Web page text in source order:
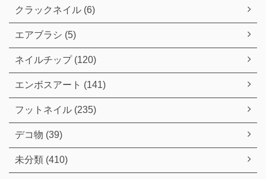
クラックネイル (6)
エアブラシ (5)
ネイルチップ (120)
エンボスアート (141)
フットネイル (235)
デコ物 (39)
未分類 (410)